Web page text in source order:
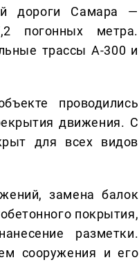
дороги Самара —
погонных метра.
трассы А-300 и
проводились
движения. С
для всех видов
замена балок
покрытия,
разметки.
сооружения и его